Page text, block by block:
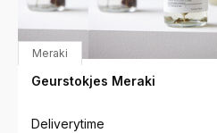
Meraki
Geurstokjes Meraki
Deliverytime